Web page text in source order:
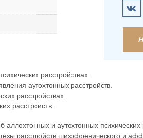
расстройствах.
аутохтонных расстройств.
расстройствах.
расстройств.
и аутохтонных психических
расстройств шизофренического и